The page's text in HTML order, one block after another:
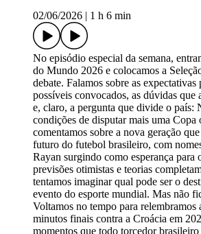
02/06/2026
1 h 6 min
No episódio especial da semana,
do Mundo 2026 e colocamos a
debate. Falamos sobre as
possíveis convocados, as dúvidas que
e, claro, a pergunta que divide o país:
condições de disputar mais uma Copa
comentamos sobre a nova geração
futuro do futebol brasileiro, com
Rayan surgindo como esperança para
previsões otimistas e teorias
tentamos imaginar qual pode ser o
evento do esporte mundial. Mas não
Voltamos no tempo para relembramos
minutos finais contra a Croácia em
momentos que todo torcedor